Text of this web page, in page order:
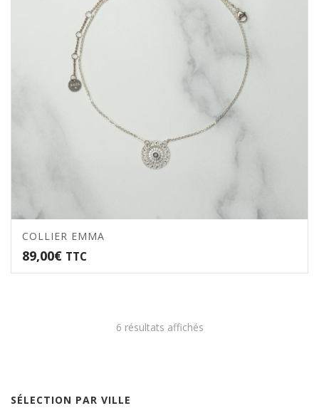
COLLIER EMMA
89,00€ TTC
6 résultats affichésTrié
SÉLECTION PAR VILLE